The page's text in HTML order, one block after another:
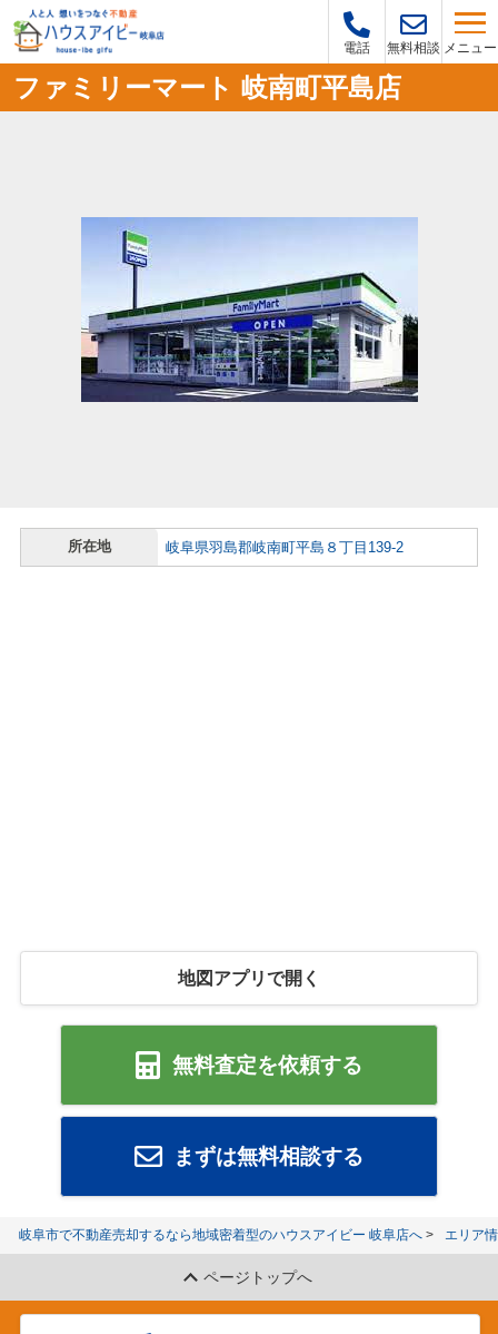
電話 無料相談 メニュー
ファミリーマート 岐南町平島店
所在地 岐阜県羽島郡岐南町平島８丁目139-2
地図アプリで開く
無料査定を依頼する
まずは無料相談する
岐阜市で不動産売却するなら地域密着型のハウスアイビー 岐阜店へ エリア
ページトップへ